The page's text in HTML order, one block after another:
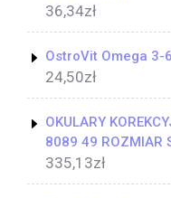
36,34zł
OstroVit Omega 3-
24,50zł
OKULARY
8089 49 ROZMIAR
335,13zł